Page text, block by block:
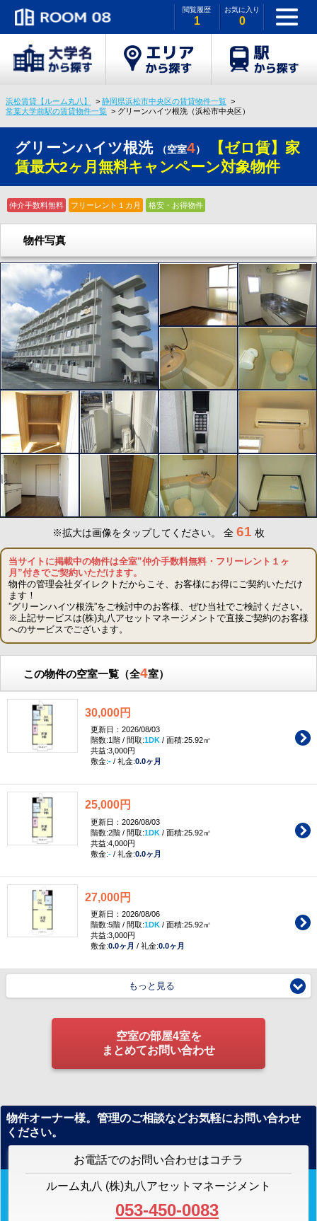
閲覧履歴
1
お気に入り
0
浜松賃貸【ルーム丸八】
静岡県浜松市中央区の賃貸物件一覧
常葉大学前駅の賃貸物件一覧
グリーンハイツ根洗（浜松市中央区）
グリーンハイツ根洗 （空室4）
【ゼロ賃】家
賃最大2ヶ月無料キャンペーン対象物件
仲介手数料無料 フリーレント１カ月 格安・お得物件
物件写真
※拡大は画像をタップしてください。 全 61 枚
当サイトに掲載中の物件は全室”仲介手数料無料・フリーレント１ヶ
月”付きでご契約いただけます。
物件の管理会社ダイレクトだからこそ、お客様にお得にご契約いただけ
ます！
”グリーンハイツ根洗”をご検討中のお客様、ぜひ当社でご検討ください。
※上記サービスは(株)丸八アセットマネージメントで直接ご契約のお客様
へのサービスでございます。
この物件の空室一覧（全4室）
30,000円
更新日：2026/08/03
階数:1階 / 間取:1DK / 面積:25.92㎡
共益:3,000円
敷金:- / 礼金:0.0ヶ月
25,000円
更新日：2026/08/03
階数:2階 / 間取:1DK / 面積:25.92㎡
共益:4,000円
敷金:- / 礼金:0.0ヶ月
27,000円
更新日：2026/08/06
階数:5階 / 間取:1DK / 面積:25.92㎡
共益:3,000円
敷金:0.0ヶ月 / 礼金:0.0ヶ月
もっと見る
空室の部屋4室を
まとめてお問い合わせ
物件オーナー様。管理のご相談などお気軽にお問い合わせ
ください。
お電話でのお問い合わせはコチラ
ルーム丸八 (株)丸八アセットマネージメント
053-450-0083